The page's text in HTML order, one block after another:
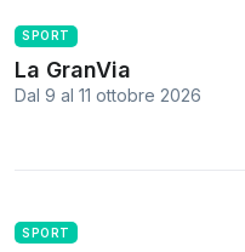
SPORT
La GranVia
Dal 9 al 11 ottobre 2026
SPORT